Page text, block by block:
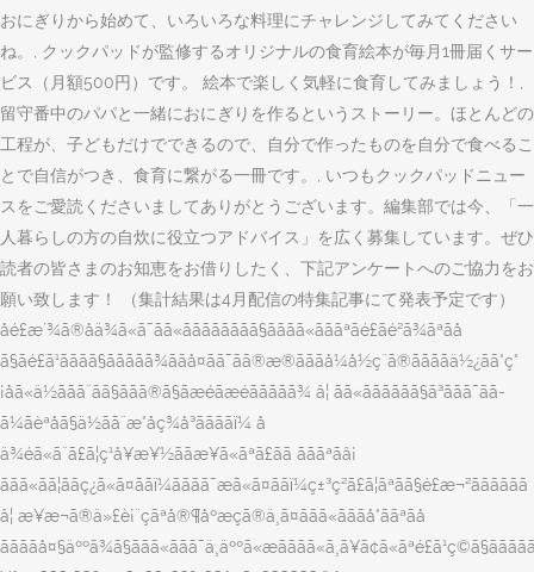
おにぎりから始めて、いろいろな料理にチャレンジしてみてください
ね。, クックパッドが監修するオリジナルの食育絵本が毎月1冊届くサー
ビス（月額500円）です。 絵本で楽しく気軽に食育してみましょう！,
留守番中のパパと一緒におにぎりを作るというストーリー。ほとんどの
工程が、子どもだけでできるので、自分で作ったものを自分で食べるこ
とで自信がつき、食育に繋がる一冊です。, いつもクックパッドニュー
スをご愛読くださいましてありがとうございます。編集部では今、「一
人暮らしの方の自炊に役立つアドバイス」を広く募集しています。ぜひ
読者の皆さまのお知恵をお借りしたく、下記アンケートへのご協力をお
願い致します！ （集計結果は4月配信の特集記事にて発表予定です）
åé£æ´¾ã®å­ä¾ã«ã¯ãã«ãããããããã§ãããã«ãããªãé£ãé²ã¾ãªãå­
ã§ãé£ã¹ãããã§ããã­ãã¾ããå¤ãã¯ãã®æ®ãããå¼å½ç¨ã®ããããä½¿ãã°ç°
¡åã«ä½ããã¨ãã§ããã®ã§ãæéãæéããããã¾ â¦ ãã«ãããããã§ã³ããã¯ãã­
ã¼ãèªåã§ä½ãã¨æ°åç¾å³ãããã­ï¼ å­
ä¾éã«ã¨ã£ã¦ç¹å¥æ¥½ããæ¥ã«ãªã£ãã ãããªãâ¡
ããã«ãã¦ããç¿ã«ã¤ããï¼ãããã¯æã«ã¤ããï¼ç±³ç²ã£ã¦ãªãã§é£æ¬²ãããããã
â¦ æ¥æ¬ã®ä»£è¡¨çãªå®¶åº­æçã®ä¸ã¤ããã«ãããå°ããªãå­